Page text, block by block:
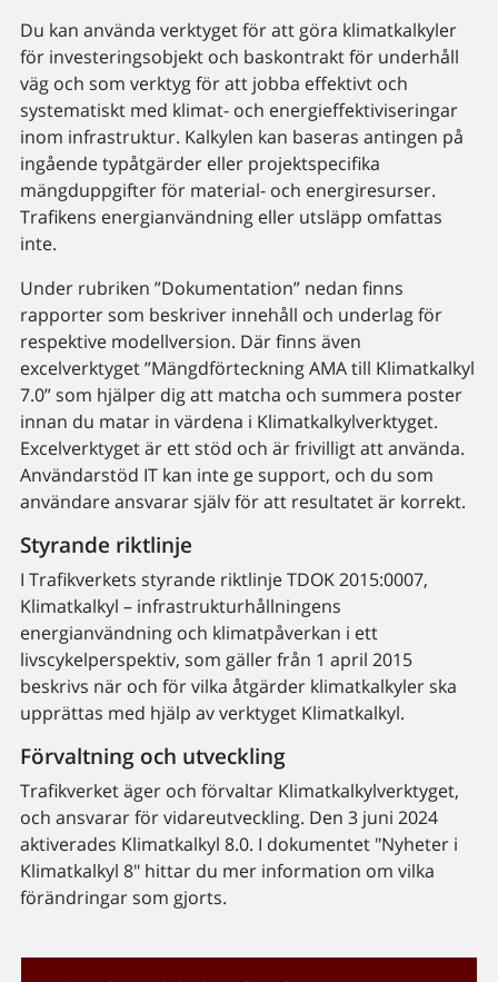
Du kan använda verktyget för att göra klimatkalkyler
för investeringsobjekt och baskontrakt för underhåll
väg och som verktyg för att jobba effektivt och
systematiskt med klimat- och energieffektiviseringar
inom infrastruktur. Kalkylen kan baseras antingen på
ingående typåtgärder eller projektspecifika
mängduppgifter för material- och energiresurser.
Trafikens energianvändning eller utsläpp omfattas
inte.
Under rubriken ”Dokumentation” nedan finns
rapporter som beskriver innehåll och underlag för
respektive modellversion. Där finns även
excelverktyget ”Mängdförteckning AMA till Klimatkalkyl
7.0” som hjälper dig att matcha och summera poster
innan du matar in värdena i Klimatkalkylverktyget.
Excelverktyget är ett stöd och är frivilligt att använda.
Användarstöd IT kan inte ge support, och du som
användare ansvarar själv för att resultatet är korrekt.
Styrande riktlinje
I Trafikverkets styrande riktlinje TDOK 2015:0007,
Klimatkalkyl – infrastrukturhållningens
energianvändning och klimatpåverkan i ett
livscykelperspektiv, som gäller från 1 april 2015
beskrivs när och för vilka åtgärder klimatkalkyler ska
upprättas med hjälp av verktyget Klimatkalkyl.
Förvaltning och utveckling
Trafikverket äger och förvaltar Klimatkalkylverktyget,
och ansvarar för vidareutveckling. Den 3 juni 2024
aktiverades Klimatkalkyl 8.0. I dokumentet "Nyheter i
Klimatkalkyl 8" hittar du mer information om vilka
förändringar som gjorts.